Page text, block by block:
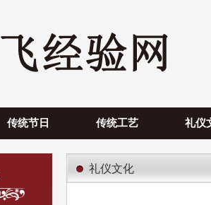
传统节日 传统工艺 礼仪
礼仪文化